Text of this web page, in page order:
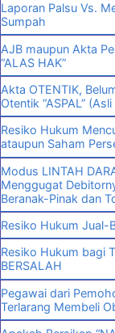
Laporan Palsu Vs.
Sumpah
AJB maupun Akta
“ALAS HAK”
Akta OTENTIK,
Otentik “ASPAL”
Resiko Hukum
ataupun Saham
Modus LINTAH
Menggugat
Beranak-Pinak dan
Resiko Hukum Jual-
Resiko Hukum bagi
BERSALAH
Pegawai dari
Terlarang Membeli